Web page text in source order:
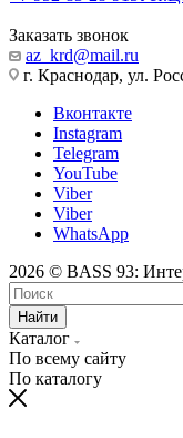
Заказать звонок
az_krd@mail.ru
г. Краснодар, ул.
Вконтакте
Instagram
Telegram
YouTube
Viber
Viber
WhatsApp
2026 © BASS 93:
Найти
Каталог
По всему сайту
По каталогу